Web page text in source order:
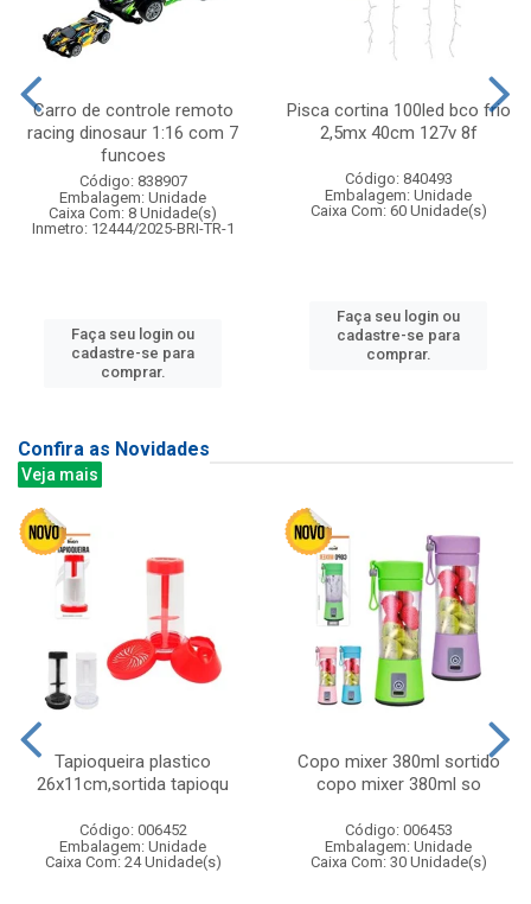
Carro de controle remoto
racing dinosaur 1:16 com 7
funcoes
Código: 838907
Embalagem: Unidade
Caixa Com: 8 Unidade(s)
Inmetro: 12444/2025-BRI-TR-1
Faça seu login ou
cadastre-se para
comprar.
Pisca cortina 100led bco frio
2,5mx 40cm 127v 8f
Código: 840493
Embalagem: Unidade
Caixa Com: 60 Unidade(s)
Faça seu login ou
cadastre-se para
comprar.
Confira as Novidades
Veja mais
Tapioqueira plastico
26x11cm,sortida tapioqu
Código: 006452
Embalagem: Unidade
Caixa Com: 24 Unidade(s)
Copo mixer 380ml sortido
copo mixer 380ml so
Código: 006453
Embalagem: Unidade
Caixa Com: 30 Unidade(s)